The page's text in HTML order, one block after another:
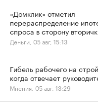
«Домклик» отметил
перераспределение
спроса в сторону
Деньги, 05 авг, 15:13
Гибель рабочего на
когда отвечает
Мнения, 05 авг, 13:29